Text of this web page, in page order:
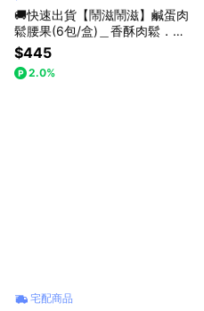
🚚快速出貨【鬧滋鬧滋】鹹蛋肉
鬆腰果(6包/盒)＿香酥肉鬆．金
沙鹹香＿熱銷冠軍
$445
2.0%
宅配商品